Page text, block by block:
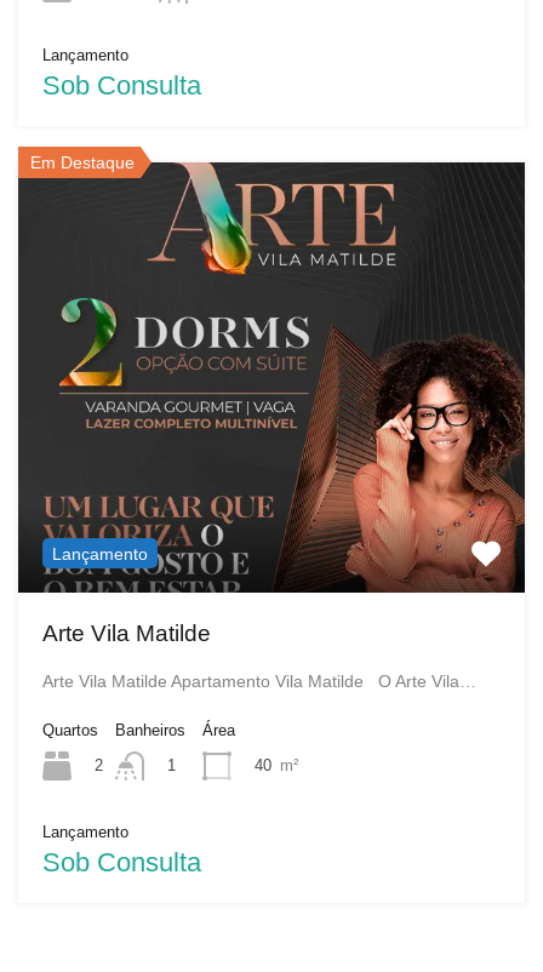
Lançamento
Sob Consulta
Em Destaque
Lançamento
Arte Vila Matilde
Arte Vila Matilde Apartamento Vila Matilde O Arte Vila…
Quartos
2
Banheiros
1
Área
40 m²
Lançamento
Sob Consulta